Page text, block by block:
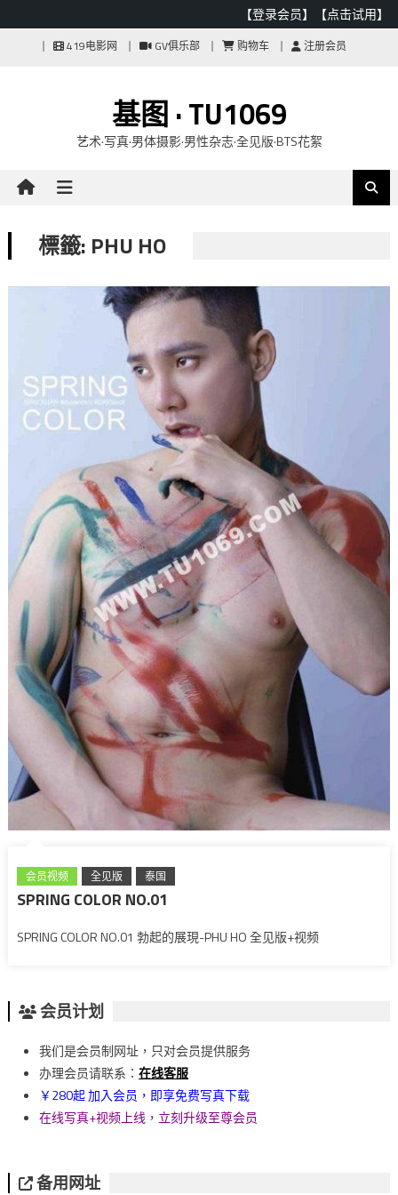
【登录会员】 【点击试用】
419电影网 GV俱乐部 购物车 注册会员
基图 · TU1069
艺术·写真·男体摄影·男性杂志·全见版·BTS花絮
標籤: PHU HO
会员视频 全见版 泰国
SPRING COLOR NO.01
SPRING COLOR NO.01 勃起的展現-PHU HO 全见版+视频
会员计划
我们是会员制网址，只对会员提供服务
办理会员请联系： 在线客服
￥280起 加入会员，即享免费写真下载
在线写真+视频上线，立刻升级至尊会员
备用网址